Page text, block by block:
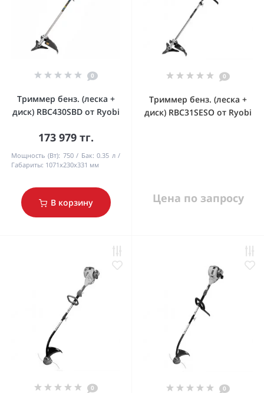
0
Триммер бенз. (леска +
диск) RBC430SBD от Ryobi
173 979 тг.
Мощность (Вт): 750 Бак: 0.35 л
Габариты: 1071х230х331 мм
В корзину
0
Триммер бенз. (леска +
диск) RBC31SESO от Ryobi
Цена по запросу
0 0